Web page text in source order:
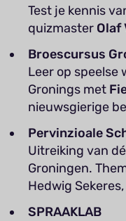
Test je kennis
quizmaster Olaf
Broescursus
Leer op speelse
Gronings met
nieuwsgierige
Pervinzioale
Uitreiking van
Groningen.
Hedwig
SPRAAKLAB